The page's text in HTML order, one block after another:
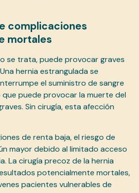
complicaciones
mortales
se trata, puede provocar graves
hernia estrangulada se
el suministro de sangre
puede provocar la muerte del
Sin cirugía, esta afección
de renta baja, el riesgo de
mayor debido al limitado acceso
La cirugía precoz de la hernia
potencialmente mortales,
pacientes vulnerables de